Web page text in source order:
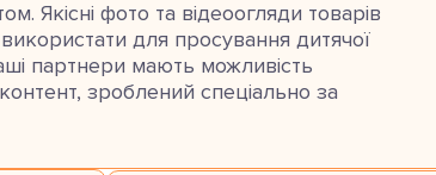
Якісні фото та відеоогляди товарів
для просування дитячої
партнери мають можливість
зроблений спеціально за